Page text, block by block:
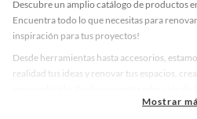
Descubre un amplio catálogo de productos
Encuentra todo lo que necesitas para
inspiración para tus proyectos!
Desde herramientas hasta accesorios,
realidad tus ideas y renovar tus espacios,
accesorios de calidad que te ayudarán a crear
Mostrar